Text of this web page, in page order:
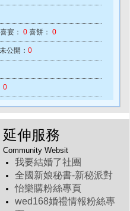
喜宴： 0 喜餅： 0
未公開： 0
0
延伸服務
Community Websit
我要結婚了社團
全國新娘秘書-新秘派對
怡樂購粉絲專頁
wed168婚禮情報粉絲專